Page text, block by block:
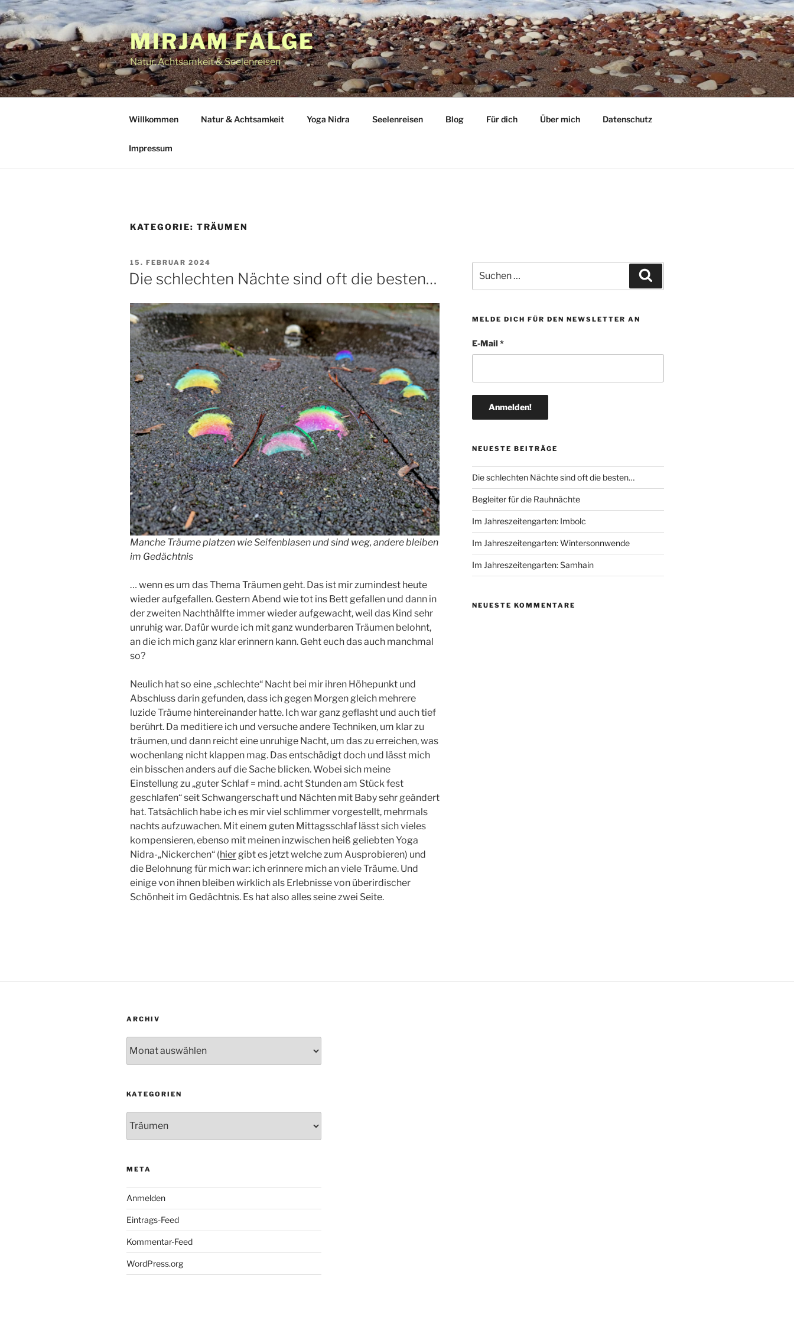
Zum
Inhalt
springen
MIRJAM FALGE
Natur, Achtsamkeit & Seelenreisen
Willkommen Natur & Achtsamkeit Yoga Nidra Seelenreisen Blog Für dich Über mich Datenschutz
Impressum
KATEGORIE: TRÄUMEN
VERÖFFENTLICHT
AM
15. FEBRUAR 2024
Die schlechten Nächte sind oft die besten…
Manche Träume platzen wie Seifenblasen und sind weg, andere bleiben
im Gedächtnis
… wenn es um das Thema Träumen geht. Das ist mir zumindest heute
wieder aufgefallen. Gestern Abend wie tot ins Bett gefallen und dann in
der zweiten Nachthälfte immer wieder aufgewacht, weil das Kind sehr
unruhig war. Dafür wurde ich mit ganz wunderbaren Träumen belohnt,
an die ich mich ganz klar erinnern kann. Geht euch das auch manchmal
so?
Neulich hat so eine „schlechte“ Nacht bei mir ihren Höhepunkt und
Abschluss darin gefunden, dass ich gegen Morgen gleich mehrere
luzide Träume hintereinander hatte. Ich war ganz geflasht und auch tief
berührt. Da meditiere ich und versuche andere Techniken, um klar zu
träumen, und dann reicht eine unruhige Nacht, um das zu erreichen, was
wochenlang nicht klappen mag. Das entschädigt doch und lässt mich
ein bisschen anders auf die Sache blicken. Wobei sich meine
Einstellung zu „guter Schlaf = mind. acht Stunden am Stück fest
geschlafen“ seit Schwangerschaft und Nächten mit Baby sehr geändert
hat. Tatsächlich habe ich es mir viel schlimmer vorgestellt, mehrmals
nachts aufzuwachen. Mit einem guten Mittagsschlaf lässt sich vieles
kompensieren, ebenso mit meinen inzwischen heiß geliebten Yoga
Nidra-„Nickerchen“ (hier gibt es jetzt welche zum Ausprobieren) und
die Belohnung für mich war: ich erinnere mich an viele Träume. Und
einige von ihnen bleiben wirklich als Erlebnisse von überirdischer
Schönheit im Gedächtnis. Es hat also alles seine zwei Seite.
nach:
MELDE DICH FÜR DEN NEWSLETTER AN
E-Mail*
NEUESTE BEITRÄGE
Die schlechten Nächte sind oft die besten…
Begleiter für die Rauhnächte
Im Jahreszeitengarten: Imbolc
Im Jahreszeitengarten: Wintersonnwende
Im Jahreszeitengarten: Samhain
NEUESTE KOMMENTARE
ARCHIV
KATEGORIEN
META
Anmelden
Eintrags-Feed
Kommentar-Feed
WordPress.org